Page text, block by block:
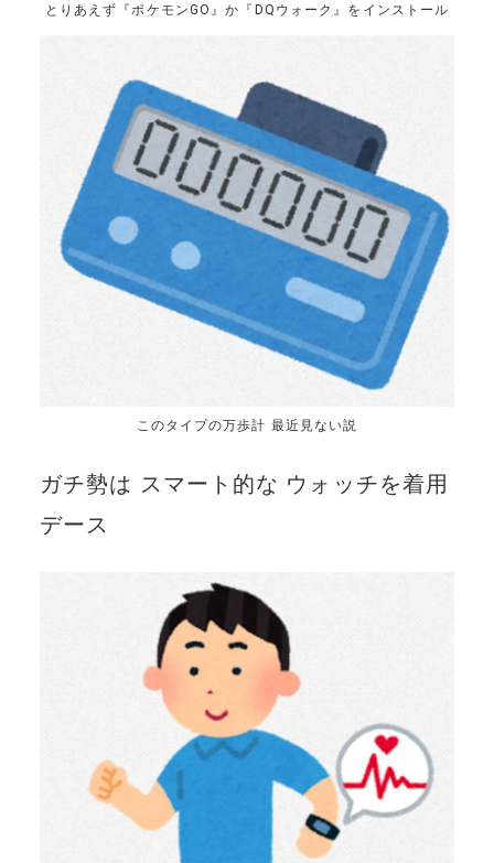
とりあえず『ポケモンGO』か『DQウォーク』をインストール
このタイプの万歩計 最近見ない説
ガチ勢は スマート的な ウォッチを着用
デース